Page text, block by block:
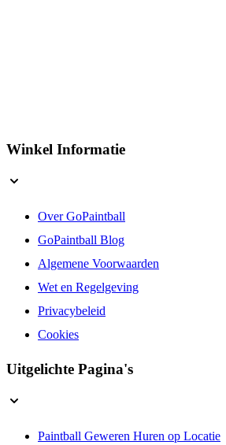
Winkel Informatie
Over GoPaintball
GoPaintball Blog
Algemene Voorwaarden
Wet en Regelgeving
Privacybeleid
Cookies
Uitgelichte Pagina's
Paintball Geweren Huren op Locatie